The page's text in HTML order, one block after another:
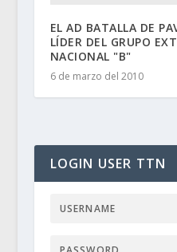
EL AD BATALLA DE
LÍDER DEL GRUPO
NACIONAL "B"
6 de marzo del 2010
LOGIN USER TTN